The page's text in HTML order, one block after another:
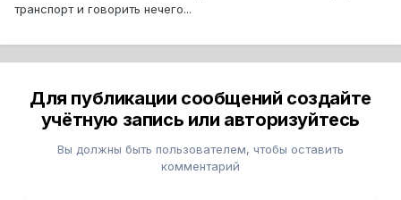
транспорт и говорить нечего...
Для публикации сообщений создайте
учётную запись или авторизуйтесь
Вы должны быть пользователем, чтобы оставить
комментарий